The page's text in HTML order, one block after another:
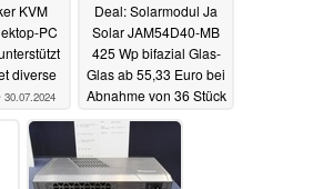
KVM
PC
diverse
30.07.2024
Deal: Solarmodul Ja
Solar JAM54D40-MB
425 Wp bifazial Glas-
Glas ab 55,33 Euro bei
Abnahme von 36 Stück
30.07.2024